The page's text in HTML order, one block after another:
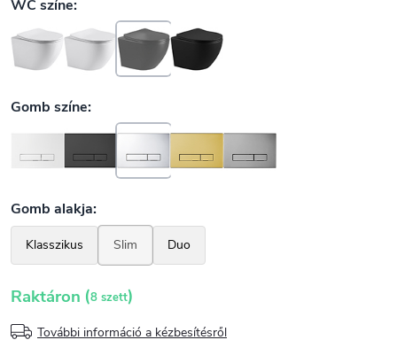
Raktáron (8 szett)
További információ a kézbesítésről